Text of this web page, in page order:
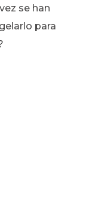
se han
para